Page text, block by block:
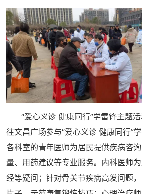
“爱心义诊 健康同行”学雷锋主题
往文昌广场参与“爱心义诊 健康同行”
各科室的青年医师为居民提供疾病咨
量、用药建议等专业服务。内科医师
经等疑问；针对骨关节疾病高发问题